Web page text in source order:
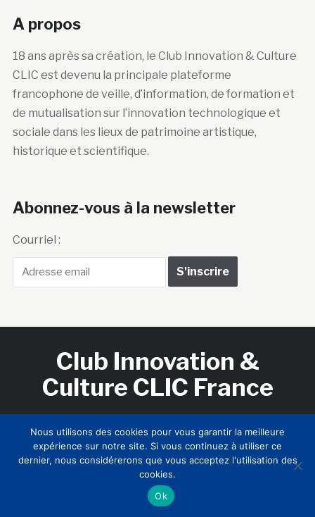
CLIC est devenu la principale plateforme
francophone de veille, d’information, de formation et
de mutualisation sur l’innovation technologique et
sociale dans les lieux de patrimoine artistique,
historique et scientifique.
Club Innovation &
Culture CLIC France
Accueil BIENVENUE ! LE CLUB MEMBRES
RNCI
Copyright © 2026 Club Innovation & Culture CLIC France /
Sinapses Conseils
Nous utilisons des cookies pour vous garantir la meilleure
expérience sur notre site. Si vous continuez à utiliser ce
dernier, nous considérerons que vous acceptez l'utilisation des
cookies.
Ok